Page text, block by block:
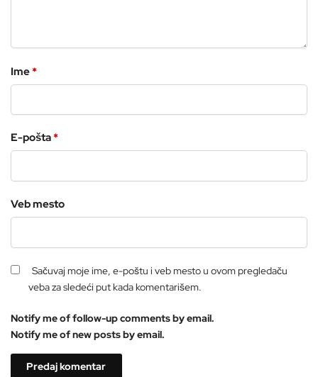
Ime*
E-pošta*
Veb mesto
Sačuvaj moje ime, e-poštu i veb mesto u ovom pregledaču
veba za sledeći put kada komentarišem.
Notify me of follow-up comments by email.
Notify me of new posts by email.